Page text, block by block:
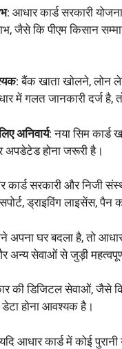
: आधार कार्ड सरकारी
जैसे कि पीएम किसान
: बैंक खाता खोलने, लोन
में गलत जानकारी दर्ज
अनिवार्य: नया सिम कार्ड
अपडेटेड होना जरूरी है।
कार्ड सरकारी और निजी
ड्राइविंग लाइसेंस,
अपना घर बदला है, तो
सेवाओं से जुड़ी
की डिजिटल सेवाओं, जैसे
होना आवश्यक है।
आधार कार्ड में कोई